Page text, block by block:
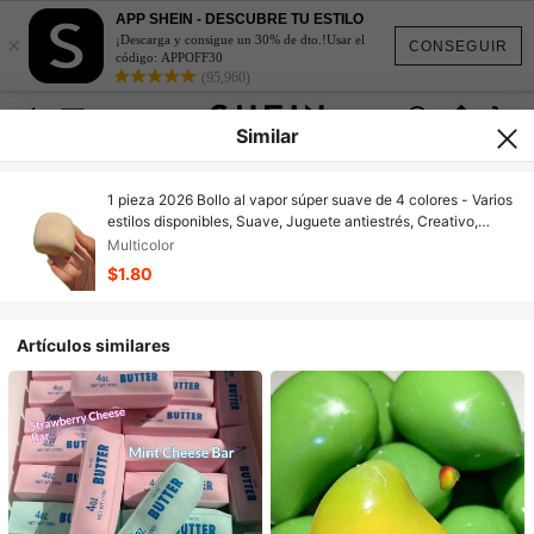
CONSEGUIR
×
APP SHEIN - DESCUBRE TU ESTILO
¡Descarga y consigue un 30% de dto.!Usar el
código: APPOFF30
(95,960)
Similar
1 pieza 2026 Bollo al vapor súper suave de 4 colores - Varios
estilos disponibles, Suave, Juguete antiestrés, Creativo,
Portátil, Regalo de cumpleaños, Juego repetitivo, Suave y
rebote lento, Juguete de escritorio, Alivio del estrés de
oficina, Dispositivo de descompresión de rebote lento
Multicolor
$1.80
Artículos similares